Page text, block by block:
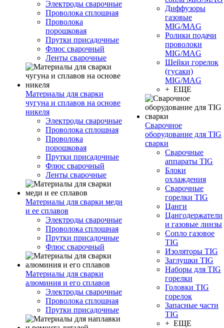
Электроды сварочные
Проволока сплошная
Проволока
порошковая
Прутки присадочные
Флюс сварочный
Ленты сварочные
Материалы для сварки
чугуна и сплавов на основе
никеля
Электроды сварочные
Проволока сплошная
Проволока
порошковая
Прутки присадочные
Флюс сварочный
Ленты сварочные
Материалы для сварки меди
и ее сплавов
Электроды сварочные
Проволока сплошная
Прутки присадочные
Флюс сварочный
Материалы для сварки
алюминия и его сплавов
Электроды сварочные
Проволока сплошная
Прутки присадочные
Диффузоры
газовые
MIG/MAG
Ролики подачи
проволоки
MIG/MAG
Шейки горелок
(гусаки)
MIG/MAG
+ ЕЩЕ
Сварочное
оборудование для TIG
сварки
Сварочные
аппараты TIG
Блоки
охлаждения
Сварочные
горелки TIG
Цанги
Цангодержатели
и газовые линзы
Сопло газовое
TIG
Изоляторы TIG
Заглушки TIG
Наборы для TIG
горелки
Головки TIG
горелок
Запасные части
TIG
+ ЕЩЕ